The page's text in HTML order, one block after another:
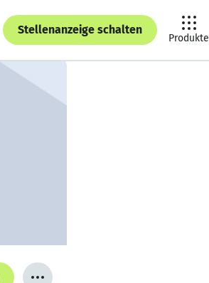
Stellenanzeige schalten
Produkte